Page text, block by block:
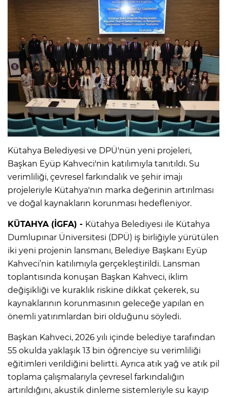
Kütahya Belediyesi ve DPÜ'nün yeni projeleri,
Başkan Eyüp Kahveci'nin katılımıyla tanıtıldı. Su
verimliliği, çevresel farkındalık ve şehir imajı
projeleriyle Kütahya'nın marka değerinin artırılması
ve doğal kaynakların korunması hedefleniyor.
KÜTAHYA (İGFA) - Kütahya Belediyesi ile Kütahya
Dumlupınar Üniversitesi (DPÜ) iş birliğiyle yürütülen
iki yeni projenin lansmanı, Belediye Başkanı Eyüp
Kahveci’nin katılımıyla gerçekleştirildi. Lansman
toplantısında konuşan Başkan Kahveci, iklim
değişikliği ve kuraklık riskine dikkat çekerek, su
kaynaklarının korunmasının geleceğe yapılan en
önemli yatırımlardan biri olduğunu söyledi.
Başkan Kahveci, 2026 yılı içinde belediye tarafından
55 okulda yaklaşık 13 bin öğrenciye su verimliliği
eğitimleri verildiğini belirtti. Ayrıca atık yağ ve atık pil
toplama çalışmalarıyla çevresel farkındalığın
artırıldığını, akustik dinleme sistemleriyle su kayıp